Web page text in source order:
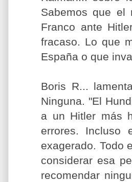
Sabemos que el
Franco ante
fracaso. Lo que
España o que
Boris R...
Ninguna. "El
a un Hitler más
errores. Incluso
exagerado. Todo
considerar esa
recomendar